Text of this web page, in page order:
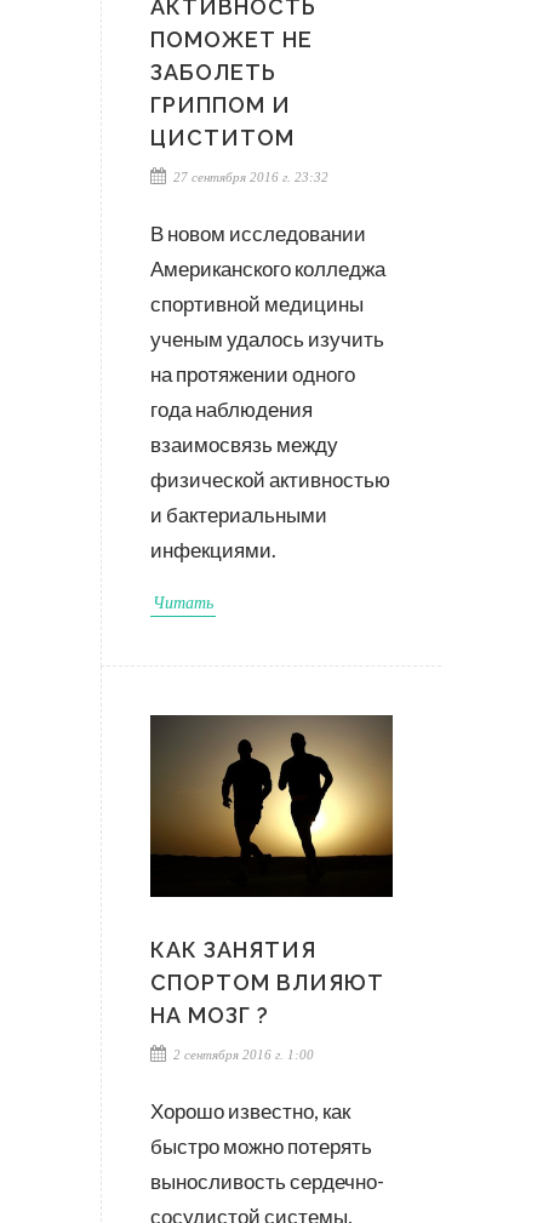
АКТИВНОСТЬ
ПОМОЖЕТ НЕ
ЗАБОЛЕТЬ
ГРИППОМ И
ЦИСТИТОМ
27 сентября 2016 г. 23:32
В новом исследовании
Американского колледжа
спортивной медицины
ученым удалось изучить
на протяжении одного
года наблюдения
взаимосвязь между
физической активностью
и бактериальными
инфекциями.
Читать
КАК ЗАНЯТИЯ
СПОРТОМ ВЛИЯЮТ
НА МОЗГ ?
2 сентября 2016 г. 1:00
Хорошо известно, как
быстро можно потерять
выносливость сердечно-
сосудистой системы,